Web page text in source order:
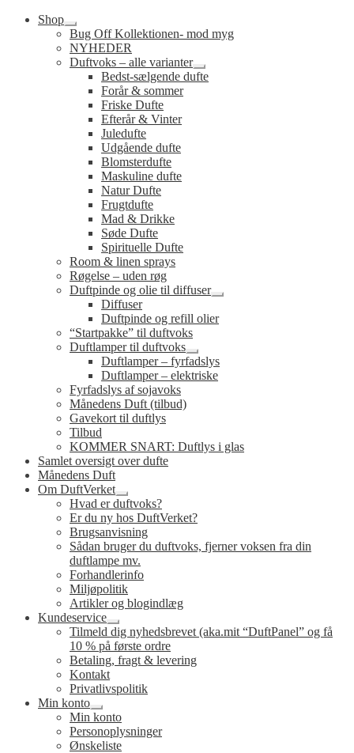
Shop
Udfold
undermenu
Bug Off Kollektionen- mod myg
NYHEDER
Duftvoks – alle varianter
Udfold
undermenu
Bedst-sælgende dufte
Forår & sommer
Friske Dufte
Efterår & Vinter
Juledufte
Udgående dufte
Blomsterdufte
Maskuline dufte
Natur Dufte
Frugtdufte
Mad & Drikke
Søde Dufte
Spirituelle Dufte
Room & linen sprays
Røgelse – uden røg
Duftpinde og olie til diffuser
Udfold
Diffuser
Duftpinde og refill olier
“Startpakke” til duftvoks
Duftlamper til duftvoks
Udfold
undermenu
Duftlamper – fyrfadslys
Duftlamper – elektriske
Fyrfadslys af sojavoks
Månedens Duft (tilbud)
Gavekort til duftlys
Tilbud
KOMMER SNART: Duftlys i glas
Samlet oversigt over dufte
Månedens Duft
Om DuftVerket
Udfold
undermenu
Hvad er duftvoks?
Er du ny hos DuftVerket?
Brugsanvisning
Sådan bruger du duftvoks, fjerner voksen fra din
duftlampe mv.
Forhandlerinfo
Miljøpolitik
Artikler og blogindlæg
Kundeservice
Udfold
undermenu
Tilmeld dig nyhedsbrevet (aka.mit “DuftPanel” og få
10 % på første ordre
Betaling, fragt & levering
Kontakt
Privatlivspolitik
Min konto
Udfold
undermenu
Min konto
Personoplysninger
Ønskeliste